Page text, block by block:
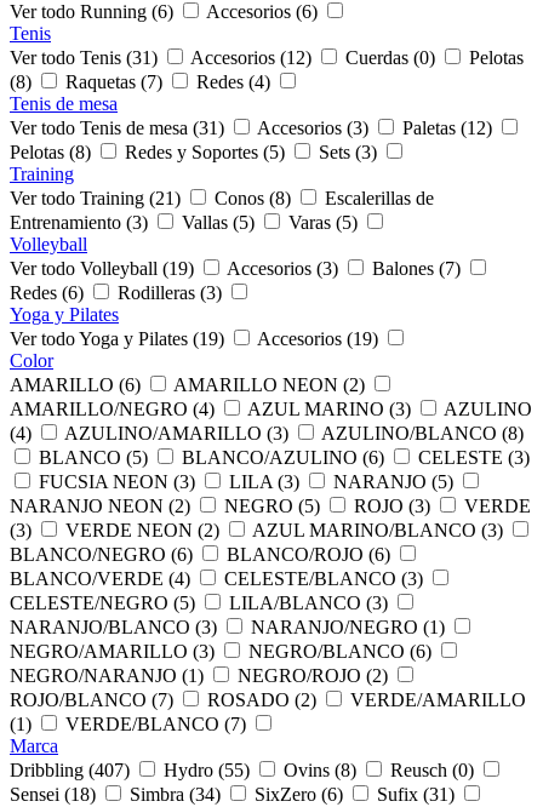
Ver todo Running (6)
Accesorios (6)
Tenis
Ver todo Tenis (31)
Accesorios (12) Cuerdas (0)
Pelotas
(8)
Raquetas (7)
Redes (4)
Tenis de mesa
Ver todo Tenis de mesa (31)
Accesorios (3)
Paletas (12)
Pelotas (8)
Redes y Soportes (5)
Sets (3)
Training
Ver todo Training (21)
Conos (8)
Escalerillas de
Entrenamiento (3)
Vallas (5)
Varas (5)
Volleyball
Ver todo Volleyball (19)
Accesorios (3)
Balones (7)
Redes (6)
Rodilleras (3)
Yoga y Pilates
Ver todo Yoga y Pilates (19)
Accesorios (19)
Color
AMARILLO (6)
AMARILLO NEON (2)
AMARILLO/NEGRO (4)
AZUL MARINO (3)
AZULINO
(4)
AZULINO/AMARILLO (3)
AZULINO/BLANCO (8)
BLANCO (5)
BLANCO/AZULINO (6)
CELESTE (3)
FUCSIA NEON (3)
LILA (3)
NARANJO (5)
NARANJO NEON (2)
NEGRO (5) ROJO (3)
VERDE
(3)
VERDE NEON (2)
AZUL MARINO/BLANCO (3)
BLANCO/NEGRO (6)
BLANCO/ROJO (6)
BLANCO/VERDE (4)
CELESTE/BLANCO (3)
CELESTE/NEGRO (5)
LILA/BLANCO (3)
NARANJO/BLANCO (3)
NARANJO/NEGRO (1)
NEGRO/AMARILLO (3)
NEGRO/BLANCO (6)
NEGRO/NARANJO (1)
NEGRO/ROJO (2)
ROJO/BLANCO (7)
ROSADO (2)
VERDE/AMARILLO
(1)
VERDE/BLANCO (7)
Marca
Dribbling (407)
Hydro (55) Ovins (8)
Reusch (0)
Sensei (18)
Simbra (34) SixZero (6)
Sufix (31)